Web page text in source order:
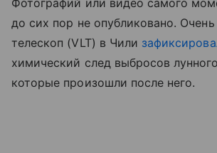
Фотографий или видео самого
до сих пор не опубликовано.
телескоп (VLT) в Чили
химический след выбросов
которые произошли после него.